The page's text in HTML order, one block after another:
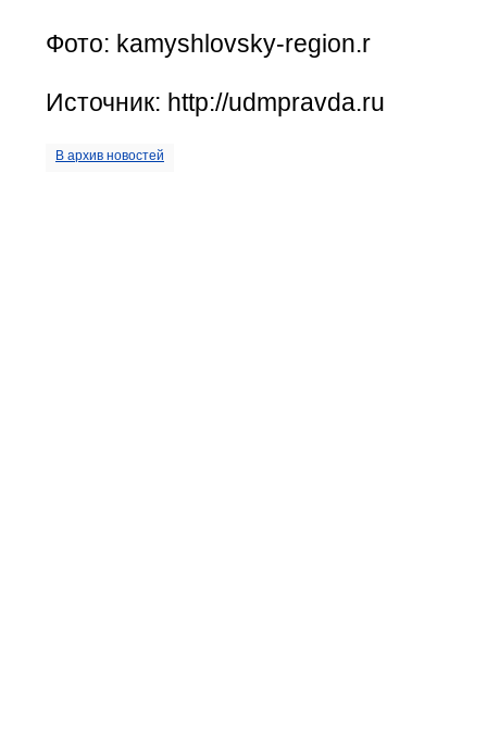
Фото: kamyshlovsky-region.r
Источник: http://udmpravda.ru
В архив новостей